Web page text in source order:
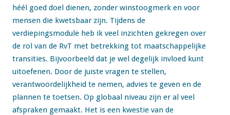
héél goed doel dienen, zonder winstoogmerk en voor
mensen die kwetsbaar zijn. Tijdens de
verdiepingsmodule heb ik veel inzichten gekregen over
de rol van de RvT met betrekking tot maatschappelijke
transities. Bijvoorbeeld dat je wel degelijk invloed kunt
uitoefenen. Door de juiste vragen te stellen,
verantwoordelijkheid te nemen, advies te geven en de
plannen te toetsen. Op globaal niveau zijn er al veel
afspraken gemaakt. Het is een kwestie van de